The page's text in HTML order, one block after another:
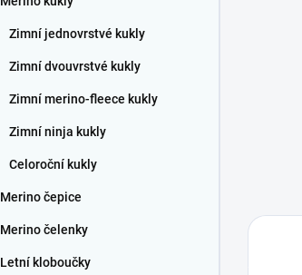
Zimní jednovrstvé kukly
Zimní dvouvrstvé kukly
Zimní merino-fleece kukly
Zimní ninja kukly
Celoroční kukly
Merino čepice
Merino čelenky
Letní kloboučky